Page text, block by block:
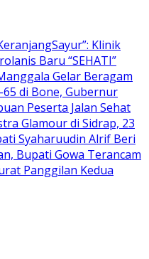
Klinik
Baru “SEHATI”
Gelar Beragam
di Bone, Gubernur
Peserta Jalan Sehat
Glamour di Sidrap, 23
Syaharuudin Alrif Beri
Bupati Gowa Terancam
Panggilan Kedua